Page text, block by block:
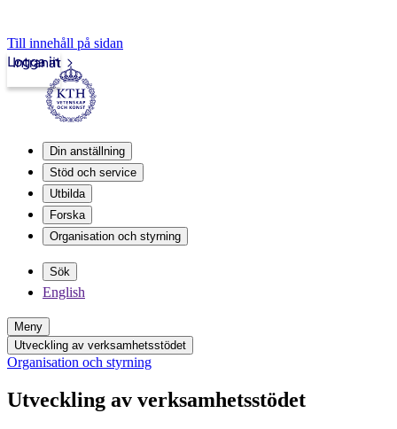
Till innehåll på sidan
Intranät
Logga in
Din anställning
Stöd och service
Utbilda
Forska
Organisation och styrning
Sök
English
Meny
Utveckling av verksamhetsstödet
Organisation och styrning
Utveckling av verksamhetsstödet